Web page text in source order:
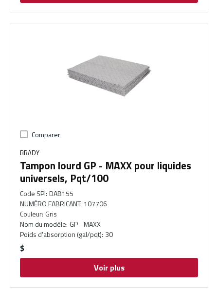
Comparer
BRADY
Tampon lourd GP - MAXX pour liquides
universels, Pqt/100
Code SPI: DAB155
NUMÉRO FABRICANT: 107706
Couleur: Gris
Nom du modèle: GP - MAXX
Poids d'absorption (gal/pqt): 30
$
Voir plus